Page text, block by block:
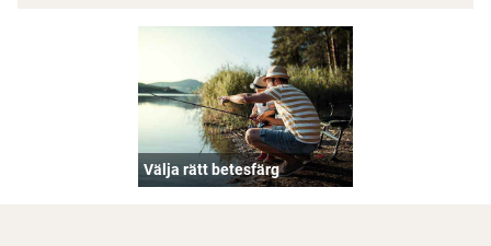
Välja rätt betesfärg